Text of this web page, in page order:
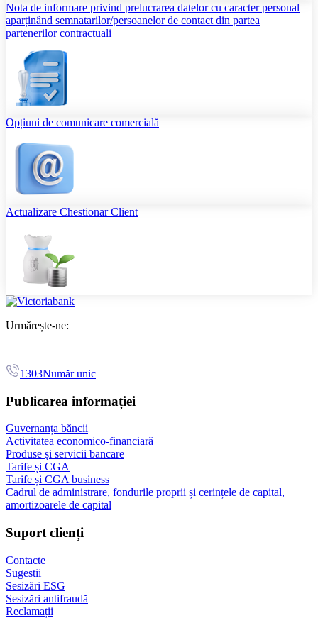
Nota de informare privind prelucrarea datelor cu caracter personal
aparținând semnatarilor/persoanelor de contact din partea
partenerilor contractuali
Opțiuni de comunicare comercială
Actualizare Chestionar Client
Urmărește-ne:
1303Număr unic
Publicarea informației
Guvernanța băncii
Activitatea economico-financiară
Produse și servicii bancare
Tarife și CGA
Tarife și CGA business
Cadrul de administrare, fondurile proprii și cerințele de capital,
amortizoarele de capital
Suport clienți
Contacte
Sugestii
Sesizări ESG
Sesizări antifraudă
Reclamații